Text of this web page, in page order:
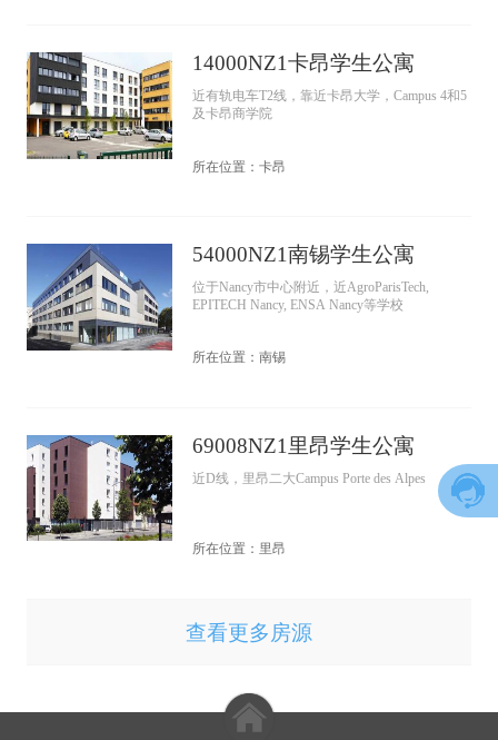
14000NZ1卡昂学生公寓
近有轨电车T2线，靠近卡昂大学，Campus 4和5
及卡昂商学院
所在位置：卡昂
54000NZ1南锡学生公寓
位于Nancy市中心附近，近AgroParisTech,
EPITECH Nancy, ENSA Nancy等学校
所在位置：南锡
69008NZ1里昂学生公寓
近D线，里昂二大Campus Porte des Alpes
所在位置：里昂
查看更多房源